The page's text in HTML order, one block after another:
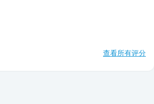
查看所有评分